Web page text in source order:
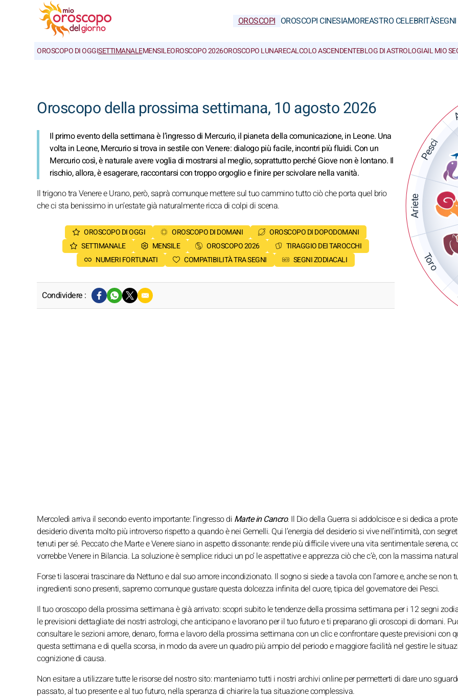
OROSCOPI OROSCOPI CINESIAMOREASTRO CELEBRITÀ
OROSCOPO DI OGGISETTIMANALEMENSILEOROSCOPO 2026OROSCOPO LUNARECALCOLO ASCENDENTEBLOG DI ASTROLOGIAIL MIO
Oroscopo della prossima settimana, 10 agosto 2026
Il primo evento della settimana è l’ingresso di Mercurio, il pianeta della comunicazione, in Leone. Una
volta in Leone, Mercurio si trova in sestile con Venere: dialogo più facile, incontri più fluidi. Con un
Mercurio così, è naturale avere voglia di mostrarsi al meglio, soprattutto perché Giove non è lontano. Il
rischio, allora, è esagerare, raccontarsi con troppo orgoglio e finire per scivolare nella vanità.
Il trigono tra Venere e Urano, però, saprà comunque mettere sul tuo cammino tutto ciò che porta quel brio
che ci sta benissimo in un’estate già naturalmente ricca di colpi di scena.
OROSCOPO DI OGGI OROSCOPO DI DOMANI
OROSCOPO DI DOPODOMANI
SETTIMANALE
MENSILE OROSCOPO 2026
TIRAGGIO DEI TAROCCHI
NUMERI FORTUNATI
COMPATIBILITÀ TRA SEGNI SEGNI ZODIACALI
Condividere :
Ariete
Toro
Pesci
Mercoledì arriva il secondo evento importante: l’ingresso di Marte in Cancro. Il Dio della Guerra si addolcisce e si dedica a
desiderio diventa molto più introverso rispetto a quando è nei Gemelli. Qui l’energia del desiderio si vive nell’intimità, con
tenuti per sé. Peccato che Marte e Venere siano in aspetto dissonante: rende più difficile vivere una vita sentimentale serena,
vorrebbe Venere in Bilancia. La soluzione è semplice: riduci un po’ le aspettative e apprezza ciò che c’è, con la massima
Forse ti lascerai trascinare da Nettuno e dal suo amore incondizionato. Il sogno si siede a tavola con l’amore e, anche se non
ingredienti sono presenti, sapremo comunque gustare questa dolcezza infinita del cuore, tipica del governatore dei Pesci.
Il tuo oroscopo della prossima settimana è già arrivato: scopri subito le tendenze della prossima settimana per i 12 segni
le previsioni dettagliate dei nostri astrologi, che anticipano e lavorano per il tuo futuro e ti preparano gli oroscopi di domani.
consultare le sezioni amore, denaro, forma e lavoro della prossima settimana con un clic e confrontare queste previsioni con
questa settimana e di quella scorsa, in modo da avere un quadro più ampio del periodo e maggiore facilità nel gestire le
cognizione di causa.
Non esitare a utilizzare tutte le risorse del nostro sito: manteniamo tutti i nostri archivi online per permetterti di dare uno
passato, al tuo presente e al tuo futuro, nella speranza di chiarire la tua situazione complessiva.